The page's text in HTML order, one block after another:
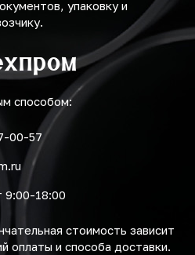
упаковку и
способом:
00-57
18:00
стоимость зависит
оплаты и способа доставки.